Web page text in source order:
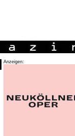
Anzeigen: